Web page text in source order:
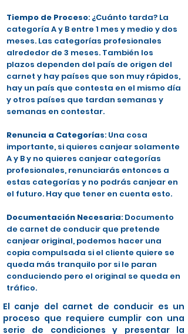
Tiempo de Proceso: ¿Cuánto tarda? La
categoría A y B entre 1 mes y medio y dos
meses. Las categorías profesionales
alrededor de 3 meses. También los
plazos dependen del país de origen del
carnet y hay países que son muy rápidos,
hay un país que contesta en el mismo día
y otros países que tardan semanas y
semanas en contestar.
Renuncia a Categorías: Una cosa
importante, si quieres canjear solamente
A y B y no quieres canjear categorías
profesionales, renunciarás entonces a
estas categorías y no podrás canjear en
el futuro. Hay que tener en cuenta esto.
Documentación Necesaria: Documento
de carnet de conducir que pretende
canjear original, podemos hacer una
copia compulsada si el cliente quiere se
queda más tranquilo por si le paran
conduciendo pero el original se queda en
tráfico.
El canje del carnet de conducir es un
proceso que requiere cumplir con una
serie de condiciones y presentar la